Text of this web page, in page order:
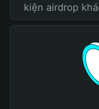
kiện airdrop